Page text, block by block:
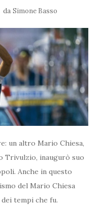
da Simone Basso
un altro Mario Chiesa,
Trivulzio, inaugurò suo
Anche in questo
del Mario Chiesa
tempi che fu.